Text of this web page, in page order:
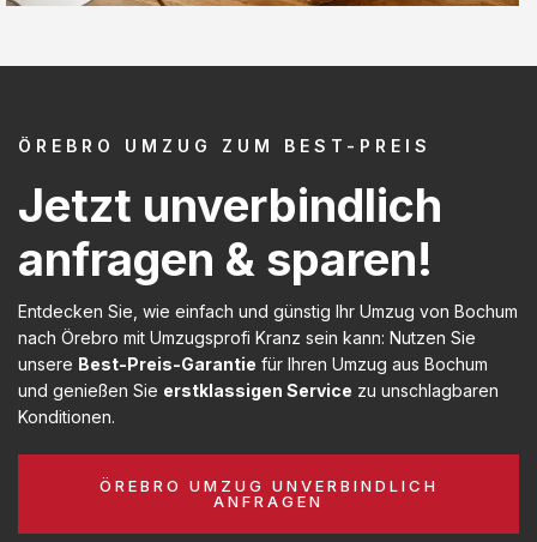
ÖREBRO UMZUG ZUM BEST-PREIS
Jetzt unverbindlich
anfragen & sparen!
Entdecken Sie, wie einfach und günstig Ihr Umzug von Bochum
nach Örebro mit Umzugsprofi Kranz sein kann: Nutzen Sie
unsere Best-Preis-Garantie für Ihren Umzug aus Bochum
und genießen Sie erstklassigen Service zu unschlagbaren
Konditionen.
ÖREBRO UMZUG UNVERBINDLICH
ANFRAGEN